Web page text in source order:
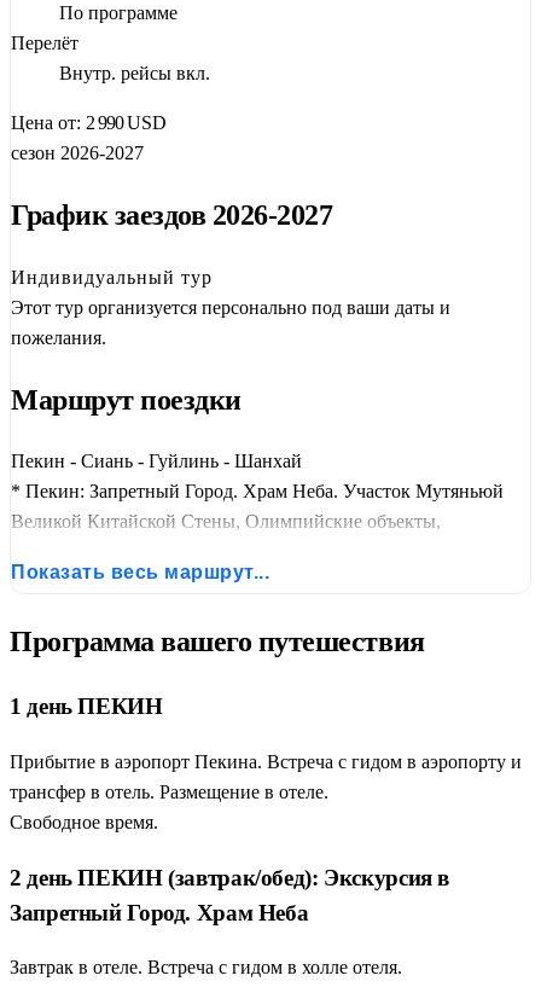
По программе
Перелёт
Внутр. рейсы вкл.
Цена от: 2 990USD
сезон 2026-2027
График заездов 2026-2027
Индивидуальный тур
Этот тур организуется персонально под ваши даты и
пожелания.
Маршрут поездки
Пекин - Сиань - Гуйлинь - Шанхай
* Пекин: Запретный Город. Храм Неба. Участок Мутяньюй
Великой Китайской Стены, Олимпийские объекты,
мусульманский квартал, Малая Пагода диких гусей, Музей
Западной улице городка Яншо, гора Сянгун, рисовые
гора Слоновьего Хобота. Шанхай: Сад Юйюань, Шанхайский
Бунд (Вайтань), Улица Тайкан, деревня на воде Чжуцзяцзяо
Показать весь маршрут...
Программа вашего путешествия
1 день ПЕКИН
Прибытие в аэропорт Пекина. Встреча с гидом в аэропорту и
трансфер в отель. Размещение в отеле.
Свободное время.
2 день ПЕКИН (завтрак/обед): Экскурсия в
Запретный Город. Храм Неба
Завтрак в отеле. Встреча с гидом в холле отеля.